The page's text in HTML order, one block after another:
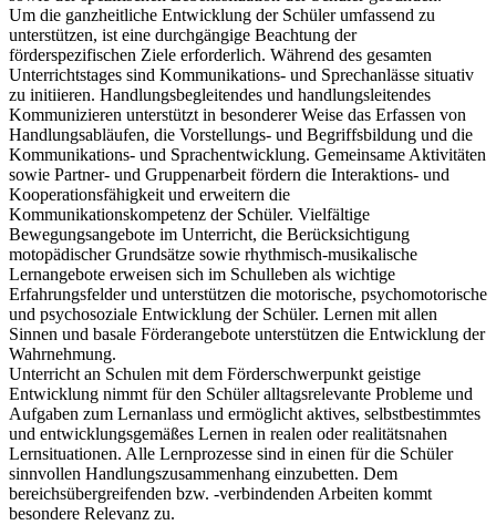
Um die ganzheitliche Entwicklung der Schüler umfassend zu
unterstützen, ist eine durchgängige Beachtung der
förderspezifischen Ziele erforderlich. Während des gesamten
Unterrichtstages sind Kommunikations- und Sprechanlässe situativ
zu initiieren. Handlungsbegleitendes und handlungsleitendes
Kommunizieren unterstützt in besonderer Weise das Erfassen von
Handlungsabläufen, die Vorstellungs- und Begriffsbildung und die
Kommunikations- und Sprachentwicklung. Gemeinsame Aktivitäten
sowie Partner- und Gruppenarbeit fördern die Interaktions- und
Kooperationsfähigkeit und erweitern die
Kommunikationskompetenz der Schüler. Vielfältige
Bewegungsangebote im Unterricht, die Berücksichtigung
motopädischer Grundsätze sowie rhythmisch-musikalische
Lernangebote erweisen sich im Schulleben als wichtige
Erfahrungsfelder und unterstützen die motorische, psychomotorische
und psychosoziale Entwicklung der Schüler. Lernen mit allen
Sinnen und basale Förderangebote unterstützen die Entwicklung der
Wahrnehmung.
Unterricht an Schulen mit dem Förderschwerpunkt geistige
Entwicklung nimmt für den Schüler alltagsrelevante Probleme und
Aufgaben zum Lernanlass und ermöglicht aktives, selbstbestimmtes
und entwicklungsgemäßes Lernen in realen oder realitätsnahen
Lernsituationen. Alle Lernprozesse sind in einen für die Schüler
sinnvollen Handlungszusammenhang einzubetten. Dem
bereichsübergreifenden bzw. -verbindenden Arbeiten kommt
besondere Relevanz zu.